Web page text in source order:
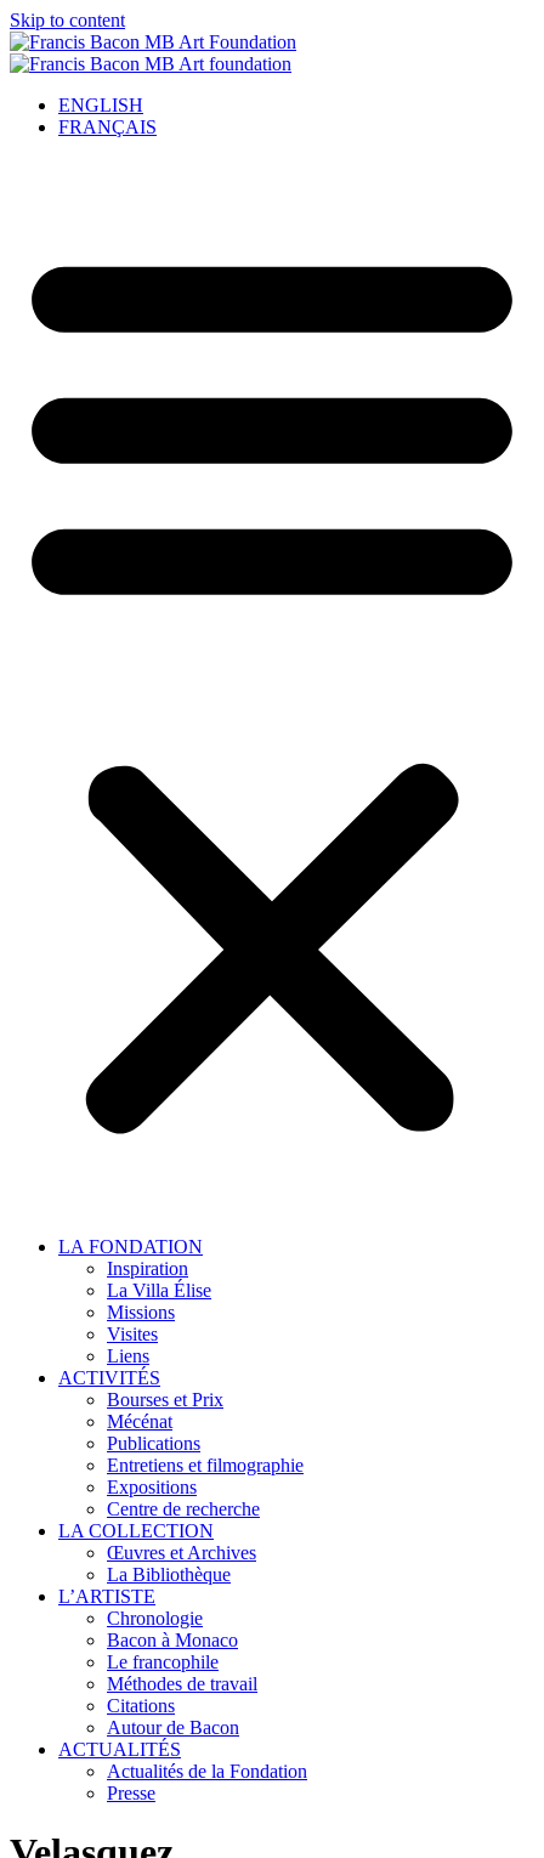
Skip to content
ENGLISH
FRANÇAIS
LA FONDATION
Inspiration
La Villa Élise
Missions
Visites
Liens
ACTIVITÉS
Bourses et Prix
Mécénat
Publications
Entretiens et filmographie
Expositions
Centre de recherche
LA COLLECTION
Œuvres et Archives
La Bibliothèque
L’ARTISTE
Chronologie
Bacon à Monaco
Le francophile
Méthodes de travail
Citations
Autour de Bacon
ACTUALITÉS
Actualités de la Fondation
Presse